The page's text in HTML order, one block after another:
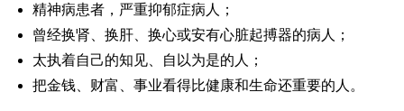
精神病患者，严重抑郁症病人；
曾经换肾、换肝、换心或安有心脏起搏器的病人；
太执着自己的知见、自以为是的人；
把金钱、财富、事业看得比健康和生命还重要的人。